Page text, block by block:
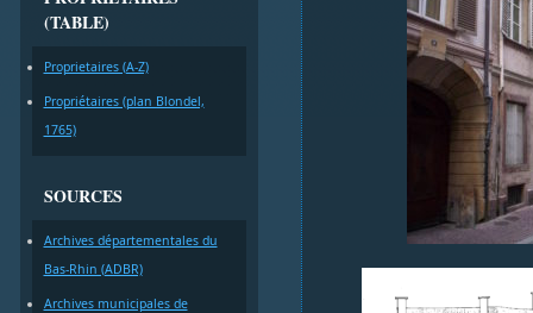
(TABLE)
Proprietaires (A-Z)
Propriétaires (plan Blondel,
1765)
SOURCES
Archives départementales du
Bas-Rhin (ADBR)
Archives municipales de